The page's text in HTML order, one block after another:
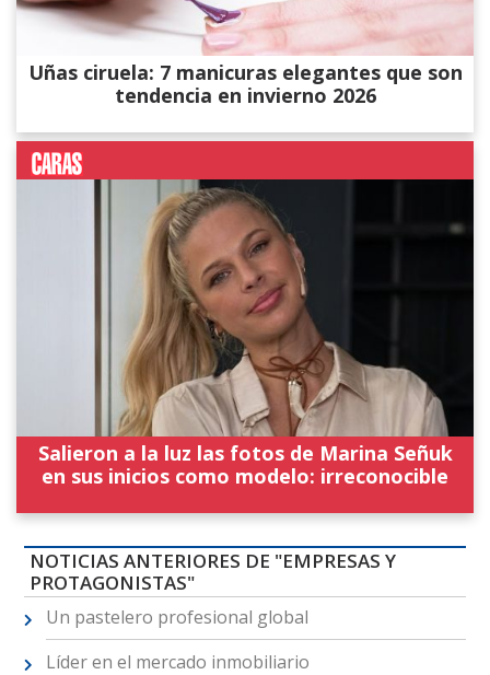
Uñas ciruela: 7 manicuras elegantes que son
tendencia en invierno 2026
Salieron a la luz las fotos de Marina Señuk
en sus inicios como modelo: irreconocible
NOTICIAS ANTERIORES DE "EMPRESAS Y
PROTAGONISTAS"
Un pastelero profesional global
Líder en el mercado inmobiliario